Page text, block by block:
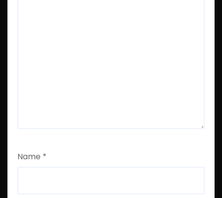
Name *